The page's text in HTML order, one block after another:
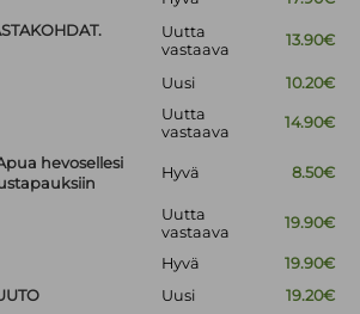
Uutta
vastaava
13.90€
Uusi 10.20€
Uutta
vastaava
14.90€
hevosellesi
Hyvä 8.50€
Uutta
vastaava
19.90€
Hyvä
19.90€
Uusi 19.20€